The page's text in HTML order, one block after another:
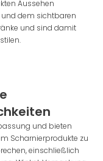
Aussehen
dem sichtbaren
und sind damit
und bieten
Scharnierprodukte zu
einschließlich